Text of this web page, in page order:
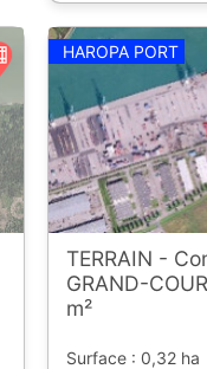
HAROPA PORT
TERRAIN -
GRAND-
m²
Surface : 0,32 ha